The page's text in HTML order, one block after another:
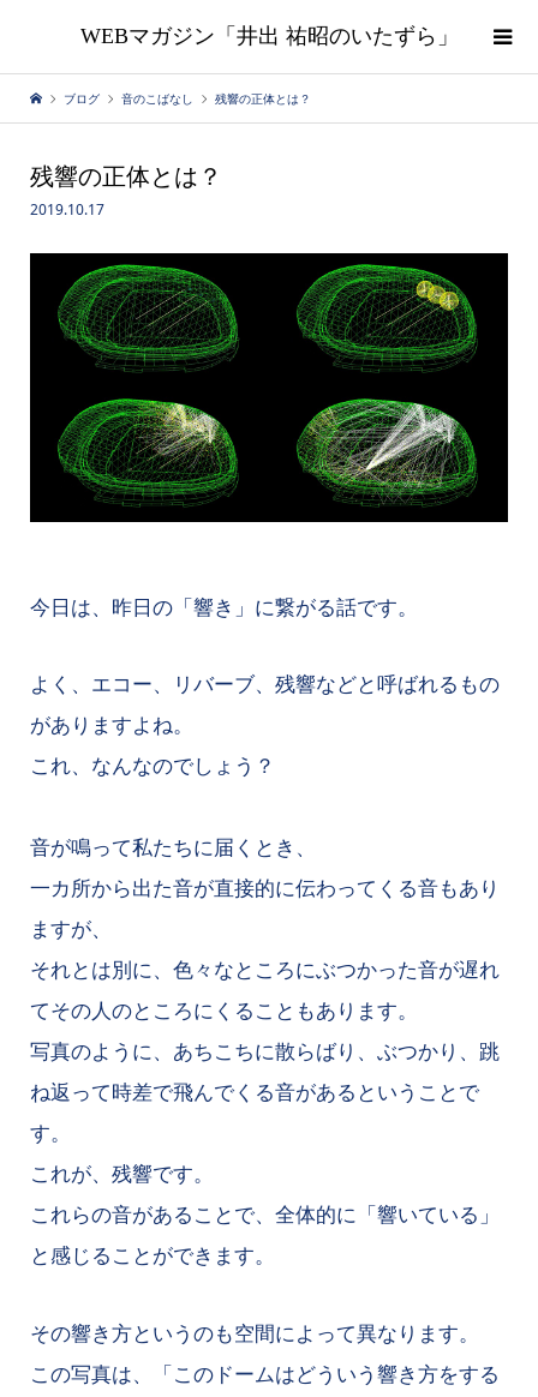
WEBマガジン「井出 祐昭のいたずら」
ブログ 音のこばなし 残響の正体とは？
残響の正体とは？
2019.10.17
今日は、昨日の「響き」に繋がる話です。
よく、エコー、リバーブ、残響などと呼ばれるもの
がありますよね。
これ、なんなのでしょう？
音が鳴って私たちに届くとき、
一カ所から出た音が直接的に伝わってくる音もあり
ますが、
それとは別に、色々なところにぶつかった音が遅れ
てその人のところにくることもあります。
写真のように、あちこちに散らばり、ぶつかり、跳
ね返って時差で飛んでくる音があるということで
す。
これが、残響です。
これらの音があることで、全体的に「響いている」
と感じることができます。
その響き方というのも空間によって異なります。
この写真は、「このドームはどういう響き方をする